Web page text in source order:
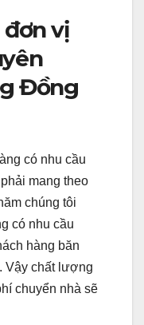
vị
Đồng
có nhu cầu
mang theo
chúng tôi
có nhu cầu
hàng băn
Vậy chất lượng
chuyển nhà sẽ